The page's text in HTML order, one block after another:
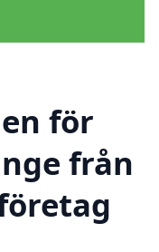
för
från